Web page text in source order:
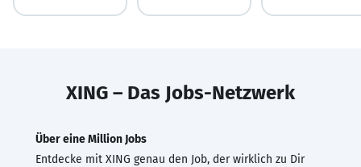
XING – Das Jobs-Netzwerk
Über eine Million Jobs
Entdecke mit XING genau den Job, der wirklich zu Dir